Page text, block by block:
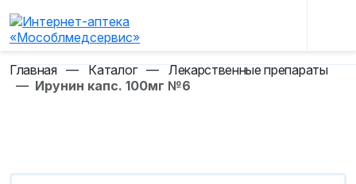
Главная — Каталог — Лекарственные препараты
— Ирунин капс. 100мг №6